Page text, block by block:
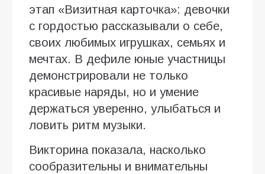
этап «Визитная карточка»: девочки
с гордостью рассказывали о себе,
своих любимых игрушках, семьях и
мечтах. В дефиле юные участницы
демонстрировали не только
красивые наряды, но и умение
держаться уверенно, улыбаться и
ловить ритм музыки.
Викторина показала, насколько
сообразительны и внимательны